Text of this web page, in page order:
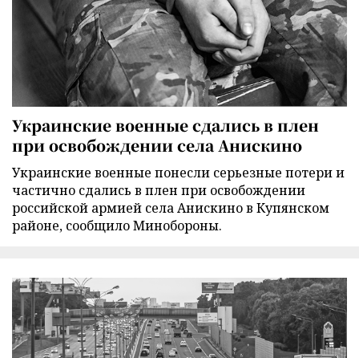
Украинские военные сдались в плен
при освобождении села Анискино
Украинские военные понесли серьезные потери и
частично сдались в плен при освобождении
российской армией села Анискино в Купянском
районе, сообщило Минобороны.